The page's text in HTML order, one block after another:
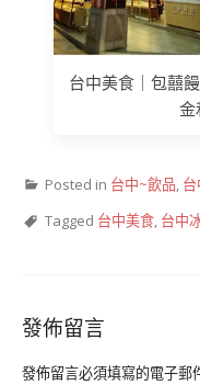
台中美食｜包囍
金
Posted in 台中~飲品,
Tagged 台中美食, 台中
發佈留言
發佈留言必須填寫的電子郵